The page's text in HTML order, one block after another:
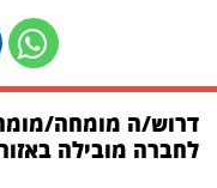
דרוש/ה מומחה/
לחברה מובילה